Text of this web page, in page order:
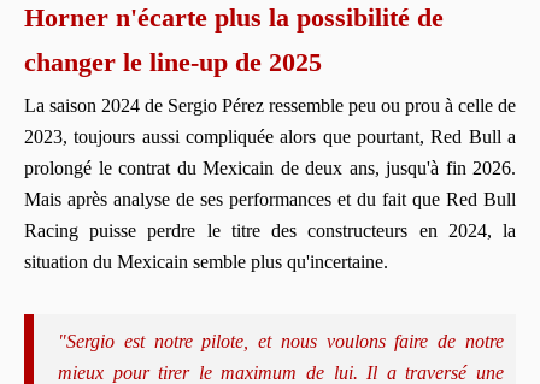
Horner n'écarte plus la possibilité de
changer le line-up de 2025
La saison 2024 de Sergio Pérez ressemble peu ou prou à celle de
2023, toujours aussi compliquée alors que pourtant, Red Bull a
prolongé le contrat du Mexicain de deux ans, jusqu'à fin 2026.
Mais après analyse de ses performances et du fait que Red Bull
Racing puisse perdre le titre des constructeurs en 2024, la
situation du Mexicain semble plus qu'incertaine.
"Sergio est notre pilote, et nous voulons faire de notre
mieux pour tirer le maximum de lui. Il a traversé une